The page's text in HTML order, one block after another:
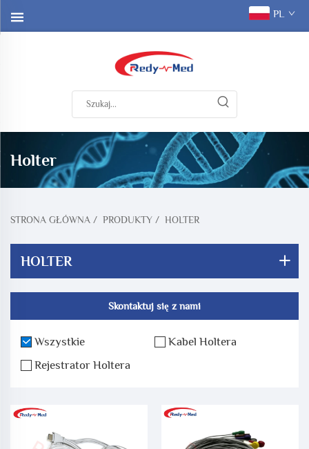
PL
Holter
STRONA GŁÓWNA / PRODUKTY / HOLTER
HOLTER
Skontaktuj się z nami
Wszystkie
Kabel Holtera
Rejestrator Holtera